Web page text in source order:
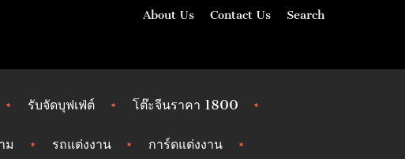
About Us Contact Us Search
รับจัดบุฟเฟ่ต์ โต๊ะจีนราคา 1800
ม รถแต่งงาน การ์ดแต่งงาน